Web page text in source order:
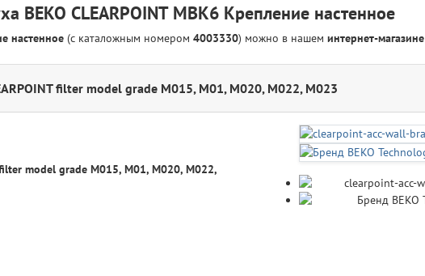
BEKO CLEARPOINT MBK6 Крепление настенное
настенное (с каталожным номером 4003330) можно в нашем интернет-магазине
filter model grade M015, M01, M020, M022, M023
model grade M015, M01, M020, M022,